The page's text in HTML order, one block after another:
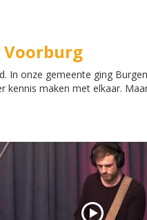
Voorburg
onze gemeente ging
maken met elkaar.